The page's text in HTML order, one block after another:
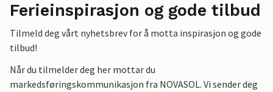
Ferieinspirasjon og gode tilbud
Tilmeld deg vårt nyhetsbrev for å motta inspirasjon og gode
tilbud!
Når du tilmelder deg her mottar du
markedsføringskommunikasjon fra NOVASOL. Vi sender deg